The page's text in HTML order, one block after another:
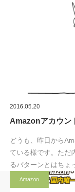
2016.05.20
Amazonアカウン
どうも、昨日から
ている様です。ただ
るパターンとはちょ
Amazon